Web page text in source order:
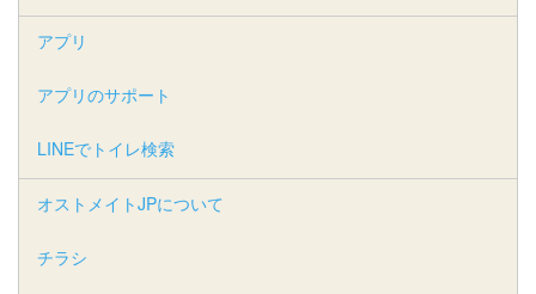
アプリ
アプリのサポート
LINEでトイレ検索
オストメイトJPについて
チラシ